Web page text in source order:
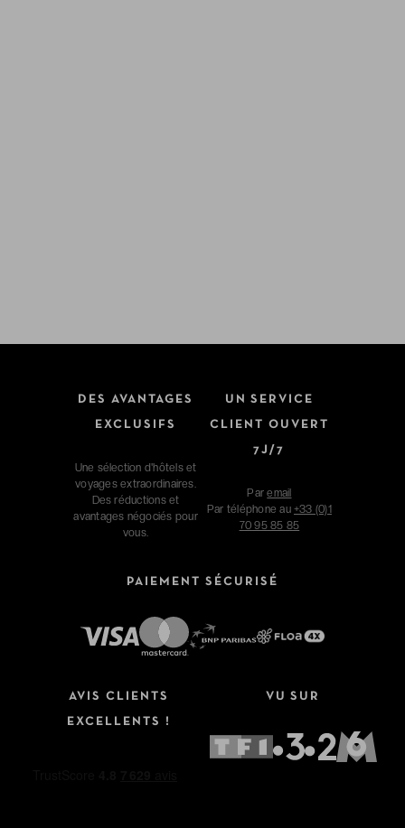
DES AVANTAGES
EXCLUSIFS
Une sélection d'hôtels et
voyages extraordinaires.
Des réductions et
avantages négociés pour
vous.
UN SERVICE
CLIENT OUVERT
7J/7
Paremail
Par téléphone au +33 (0)1
70 95 85 85
PAIEMENT SÉCURISÉ
AVIS CLIENTS
EXCELLENTS !
VU SUR